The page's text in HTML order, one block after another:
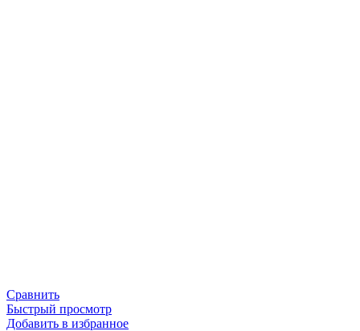
Сравнить
Быстрый просмотр
Добавить в избранное